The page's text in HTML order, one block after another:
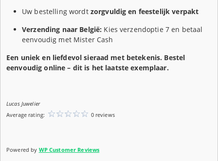
Uw bestelling wordt zorgvuldig en feestelijk verpakt
Verzending naar België: Kies verzendoptie 7 en betaal
eenvoudig met Mister Cash
Een uniek en liefdevol sieraad met betekenis. Bestel
eenvoudig online – dit is het laatste exemplaar.
Lucas Juwelier
Average rating:
0 reviews
Powered by WP Customer Reviews